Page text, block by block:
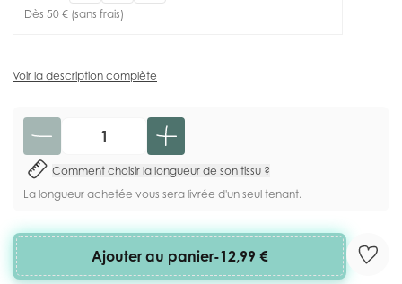
Dès 50 € (sans frais)
Voir la description complète
Quantité
Comment choisir la longueur de son tissu ?
La longueur achetée vous sera livrée d'un seul tenant.
Ajouter au panier-12,99 €